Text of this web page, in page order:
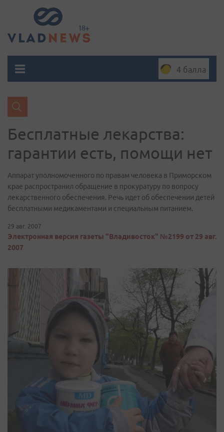
4 балла
Бесплатные лекарства:
гарантии есть, помощи нет
Аппарат уполномоченного по правам человека в Приморском
крае распространил обращение в прокуратуру по вопросу
лекарственного обеспечения. Речь идет об обеспечении детей
бесплатными медикаментами и специальным питанием.
29 авг. 2007
Электронная версия газеты "Владивосток" №2199 от 29 авг.
2007